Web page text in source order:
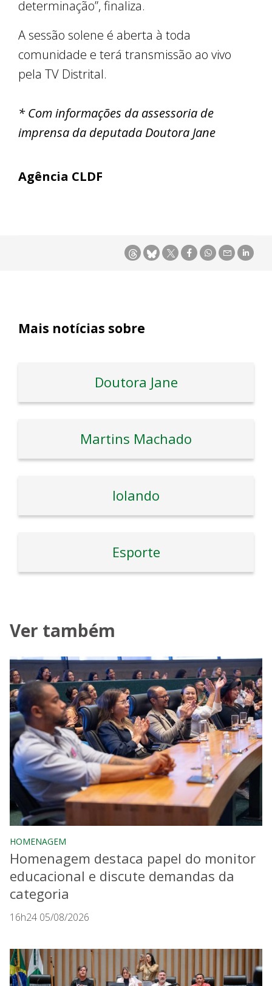
determinação”, finaliza.
A sessão solene é aberta à toda
comunidade e terá transmissão ao vivo
pela TV Distrital.
* Com informações da assessoria de
imprensa da deputada Doutora Jane
Agência CLDF
Mais notícias sobre
Doutora Jane
Martins Machado
Iolando
Esporte
Ver também
HOMENAGEM
Homenagem destaca papel do monitor
educacional e discute demandas da
categoria
16h24 05/08/2026